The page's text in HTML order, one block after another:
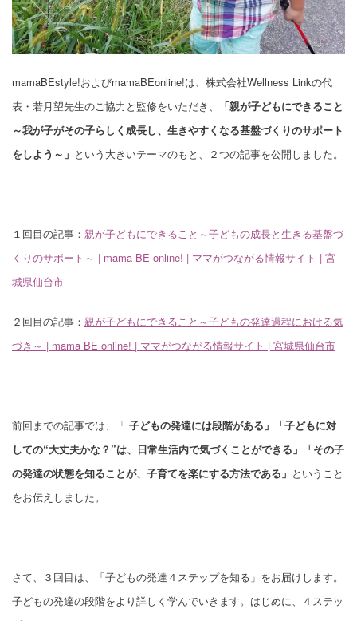
mamaBEstyle!およびmamaBEonline!は、株式会社Wellness Linkの代
表・若月望先生のご協力と監修をいただき、
「親が子どもにできること
～我が子がその子らしく成長し、生きやすくなる基盤づくりのサポート
をしよう～」 という大きいテーマのもと、２つの記事を公開しました。
１回目の記事： 親が子どもにできること～子どもの成長と生きる基盤づ
くりのサポート～ | mama BE online! | ママがつながる情報サイト | 宮
城県仙台市
２回目の記事： 親が子どもにできること～子どもの発達過程における気
づき～ | mama BE online! | ママがつながる情報サイト | 宮城県仙台市
前回までの記事では、「 子どもの発達には段階がある」「子どもに対
しての“大丈夫かな？”は、日常生活内で気づくことができる」「その子
の発達の状態を知ることが、子育てを楽にする方法である」 ということ
をお伝えしました。
さて、３回目は、「子どもの発達４ステップを知る」をお届けします。
子どもの発達の段階をより詳しく学んでいきます。はじめに、４ステッ